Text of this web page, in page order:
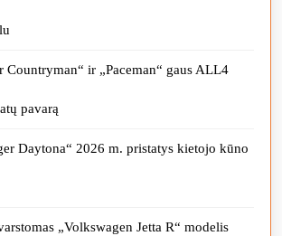
Countryman“ ir „Paceman“ gaus ALL4
pavarą
Daytona“ 2026 m. pristatys kietojo kūno
„Volkswagen Jetta R“ modelis